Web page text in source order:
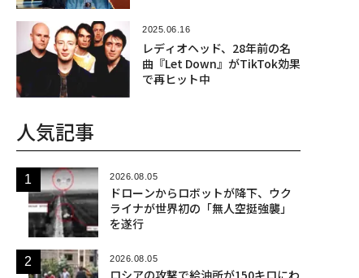
2025.06.16
レディオヘッド、28年前の名
曲『Let Down』がTikTok効果
で再ヒット中
人気記事
2026.08.05
ドローンからロボットが降下、ウク
ライナが世界初の「無人空挺強襲」
を遂行
2026.08.05
ロシアの攻撃で給油所が150キロにわ